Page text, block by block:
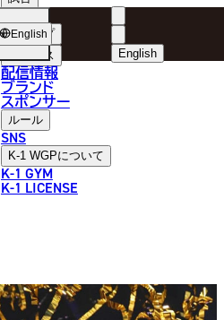
English
العربية
ショップ
ニュース
配信情報
ブランド
スポンサー
ルール
SNS
K-1 WGPについて
K-1 GYM
K-1 LICENSE
English